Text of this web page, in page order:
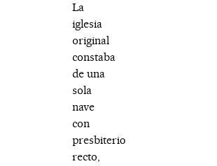
La
iglesia
original
constaba
de una
sola
nave
con
presbiterio
recto,